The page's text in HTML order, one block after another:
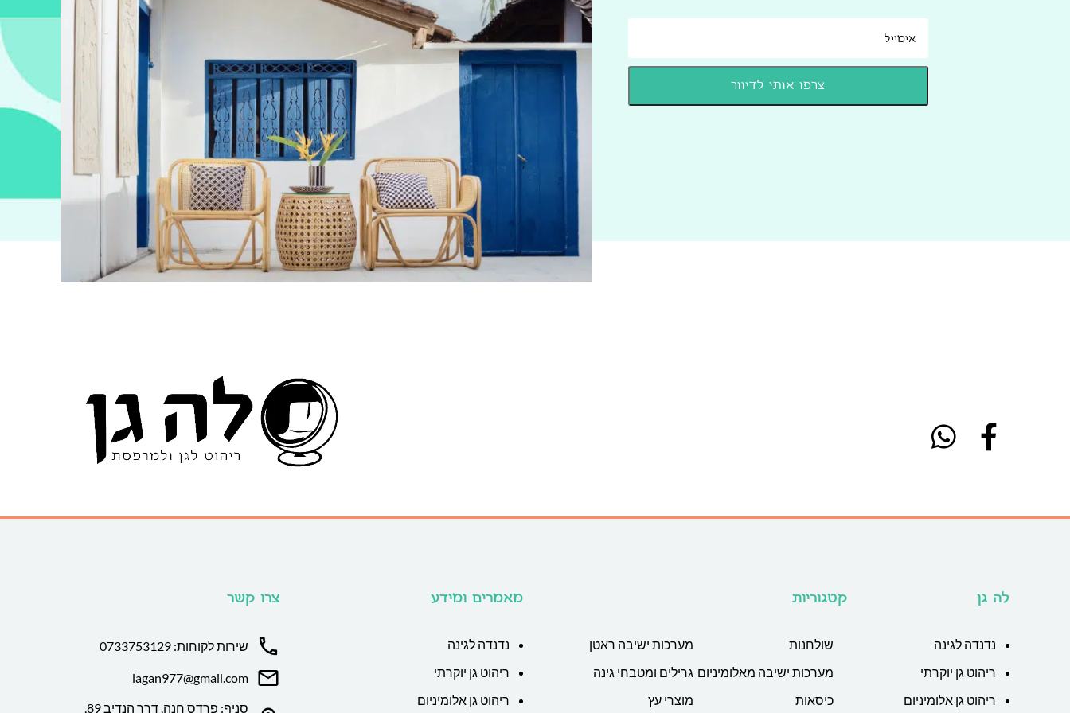
לה גן
נדנדה לגינה
ריהוט גן יוקרתי
ריהוט גן אלומיניום
קטגוריות
שולחנות
מערכות ישיבה ראטן
מערכות ישיבה מאלומיניום גרילים ומטבחי גינה
כיסאות
מוצרי עץ
מאמרים ומידע
נדנדה לגינה
ריהוט גן יוקרתי
ריהוט גן אלומיניום
צרו קשר
שירות לקוחות: 0733753129
lagan977@gmail.com